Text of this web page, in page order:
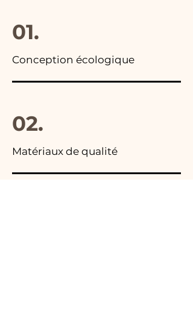
01.
Conception écologique
02.
Matériaux de qualité